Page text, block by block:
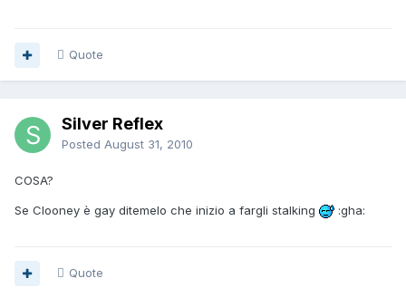
Quote
Silver Reflex
Posted August 31, 2010
COSA?
Se Clooney è gay ditemelo che inizio a fargli stalking :gha:
Quote